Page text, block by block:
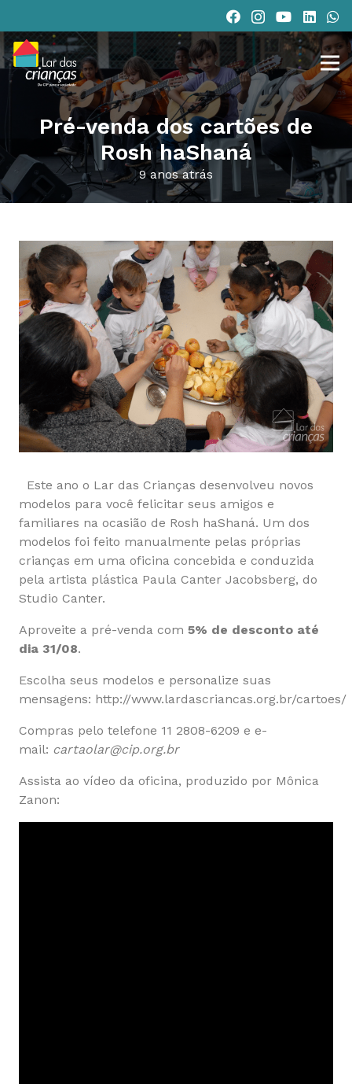
Pré-venda dos cartões de
Rosh haShaná
9 anos atrás
Este ano o Lar das Crianças desenvolveu novos
modelos para você felicitar seus amigos e
familiares na ocasião de Rosh haShaná. Um dos
modelos foi feito manualmente pelas próprias
crianças em uma oficina concebida e conduzida
pela artista plástica Paula Canter Jacobsberg, do
Studio Canter.
Aproveite a pré-venda com 5% de desconto até
dia 31/08.
Escolha seus modelos e personalize suas
mensagens: http://www.lardascriancas.org.br/cartoes/
Compras pelo telefone 11 2808-6209 e e-
mail: cartaolar@cip.org.br
Assista ao vídeo da oficina, produzido por Mônica
Zanon: